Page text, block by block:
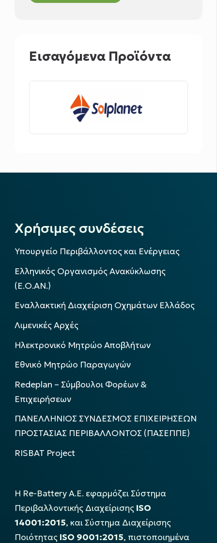
Εισαγόμενα Προϊόντα
Χρήσιμες συνδέσεις
Υπουργείο Περιβάλλοντος και Ενέργειας
Ελληνικός Οργανισμός Ανακύκλωσης
(Ε.Ο.ΑΝ.)
Εναλλακτική Διαχείριση Οχημάτων Ελλάδος
Λιμενικές Αρχές
Ηλεκτρονικό Μητρώο Αποβλήτων
Εθνικό Μητρώο Παραγωγών
Redeplan – Σύμβουλοι Φορέων &
Επιχειρήσεων
ΠΑΝΕΛΛΗΝΙΟΣ ΣΥΝΔΕΣΜΟΣ ΕΠΙΧΕΙΡΗΣΕΩΝ
ΠΡΟΣΤΑΣΙΑΣ ΠΕΡΙΒΑΛΛΟΝΤΟΣ (ΠΑΣΕΠΠΕ)
RISBAT Project
Η Re-Battery Α.Ε. εφαρμόζει Σύστημα
Περιβαλλοντικής Διαχείρισης ISO
14001:2015, και Σύστημα Διαχείρισης
Ποιότητας ISO 9001:2015, πιστοποιημένα